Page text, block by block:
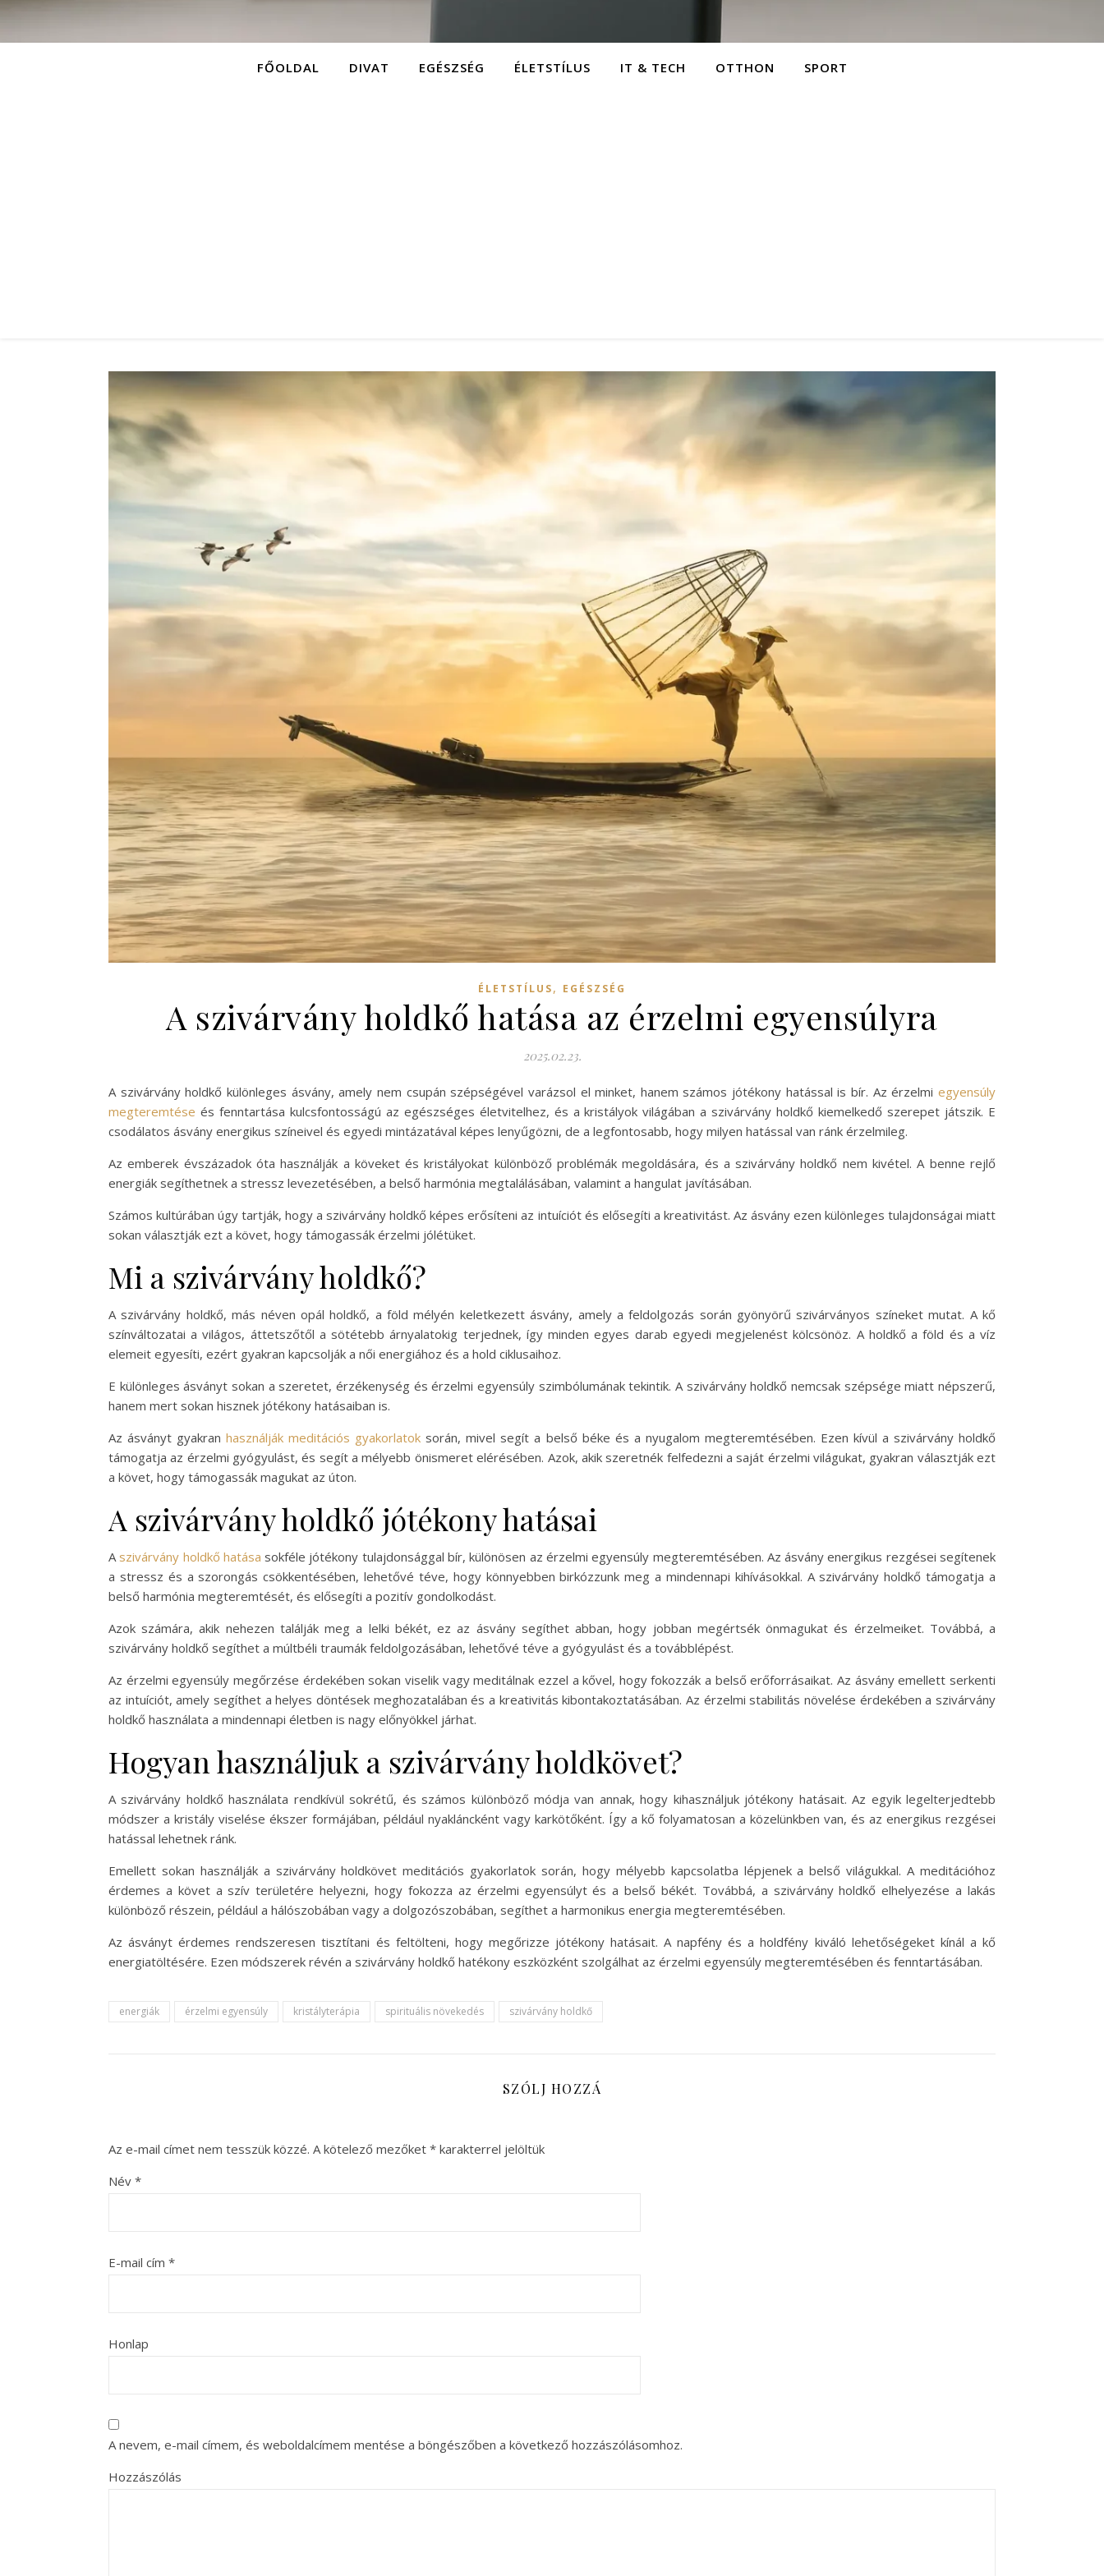
FŐOLDAL DIVAT EGÉSZSÉG ÉLETSTÍLUS IT & TECH OTTHON SPORT
ÉLETSTÍLUS, EGÉSZSÉG
A szivárvány holdkő hatása az érzelmi egyensúlyra
2025.02.23.
A szivárvány holdkő különleges ásvány, amely nem csupán szépségével varázsol el minket, hanem számos jótékony hatással is bír. Az érzelmi egyensúly
megteremtése és fenntartása kulcsfontosságú az egészséges életvitelhez, és a kristályok világában a szivárvány holdkő kiemelkedő szerepet játszik. E
csodálatos ásvány energikus színeivel és egyedi mintázatával képes lenyűgözni, de a legfontosabb, hogy milyen hatással van ránk érzelmileg.
Az emberek évszázadok óta használják a köveket és kristályokat különböző problémák megoldására, és a szivárvány holdkő nem kivétel. A benne rejlő
energiák segíthetnek a stressz levezetésében, a belső harmónia megtalálásában, valamint a hangulat javításában.
Számos kultúrában úgy tartják, hogy a szivárvány holdkő képes erősíteni az intuíciót és elősegíti a kreativitást. Az ásvány ezen különleges tulajdonságai miatt
sokan választják ezt a követ, hogy támogassák érzelmi jólétüket.
Mi a szivárvány holdkő?
A szivárvány holdkő, más néven opál holdkő, a föld mélyén keletkezett ásvány, amely a feldolgozás során gyönyörű szivárványos színeket mutat. A kő
színváltozatai a világos, áttetszőtől a sötétebb árnyalatokig terjednek, így minden egyes darab egyedi megjelenést kölcsönöz. A holdkő a föld és a víz
elemeit egyesíti, ezért gyakran kapcsolják a női energiához és a hold ciklusaihoz.
E különleges ásványt sokan a szeretet, érzékenység és érzelmi egyensúly szimbólumának tekintik. A szivárvány holdkő nemcsak szépsége miatt népszerű,
hanem mert sokan hisznek jótékony hatásaiban is.
Az ásványt gyakranhasználják meditációs gyakorlatok során, mivel segít a belső béke és a nyugalom megteremtésében. Ezen kívül a szivárvány holdkő
támogatja az érzelmi gyógyulást, és segít a mélyebb önismeret elérésében. Azok, akik szeretnék felfedezni a saját érzelmi világukat, gyakran választják ezt
a követ, hogy támogassák magukat az úton.
A szivárvány holdkő jótékony hatásai
A szivárvány holdkő hatása sokféle jótékony tulajdonsággal bír, különösen az érzelmi egyensúly megteremtésében. Az ásvány energikus rezgései segítenek
a stressz és a szorongás csökkentésében, lehetővé téve, hogy könnyebben birkózzunk meg a mindennapi kihívásokkal. A szivárvány holdkő támogatja a
belső harmónia megteremtését, és elősegíti a pozitív gondolkodást.
Azok számára, akik nehezen találják meg a lelki békét, ez az ásvány segíthet abban, hogy jobban megértsék önmagukat és érzelmeiket. Továbbá, a
szivárvány holdkő segíthet a múltbéli traumák feldolgozásában, lehetővé téve a gyógyulást és a továbblépést.
Az érzelmi egyensúly megőrzése érdekében sokan viselik vagy meditálnak ezzel a kővel, hogy fokozzák a belső erőforrásaikat. Az ásvány emellett serkenti
az intuíciót, amely segíthet a helyes döntések meghozatalában és a kreativitás kibontakoztatásában. Az érzelmi stabilitás növelése érdekében a szivárvány
holdkő használata a mindennapi életben is nagy előnyökkel járhat.
Hogyan használjuk a szivárvány holdkövet?
A szivárvány holdkő használata rendkívül sokrétű, és számos különböző módja van annak, hogy kihasználjuk jótékony hatásait. Az egyik legelterjedtebb
módszer a kristály viselése ékszer formájában, például nyakláncként vagy karkötőként. Így a kő folyamatosan a közelünkben van, és az energikus rezgései
hatással lehetnek ránk.
Emellett sokan használják a szivárvány holdkövet meditációs gyakorlatok során, hogy mélyebb kapcsolatba lépjenek a belső világukkal. A meditációhoz
érdemes a követ a szív területére helyezni, hogy fokozza az érzelmi egyensúlyt és a belső békét. Továbbá, a szivárvány holdkő elhelyezése a lakás
különböző részein, például a hálószobában vagy a dolgozószobában, segíthet a harmonikus energia megteremtésében.
Az ásványt érdemes rendszeresen tisztítani és feltölteni, hogy megőrizze jótékony hatásait. A napfény és a holdfény kiváló lehetőségeket kínál a kő
energiatöltésére. Ezen módszerek révén a szivárvány holdkő hatékony eszközként szolgálhat az érzelmi egyensúly megteremtésében és fenntartásában.
energiák érzelmi egyensúly kristályterápia spirituális növekedés szivárvány holdkő
SZÓLJ HOZZÁ
Az e-mail címet nem tesszük közzé. A kötelező mezőket * karakterrel jelöltük
Név *
E-mail cím *
Honlap
A nevem, e-mail címem, és weboldalcímem mentése a böngészőben a következő hozzászólásomhoz.
Hozzászólás